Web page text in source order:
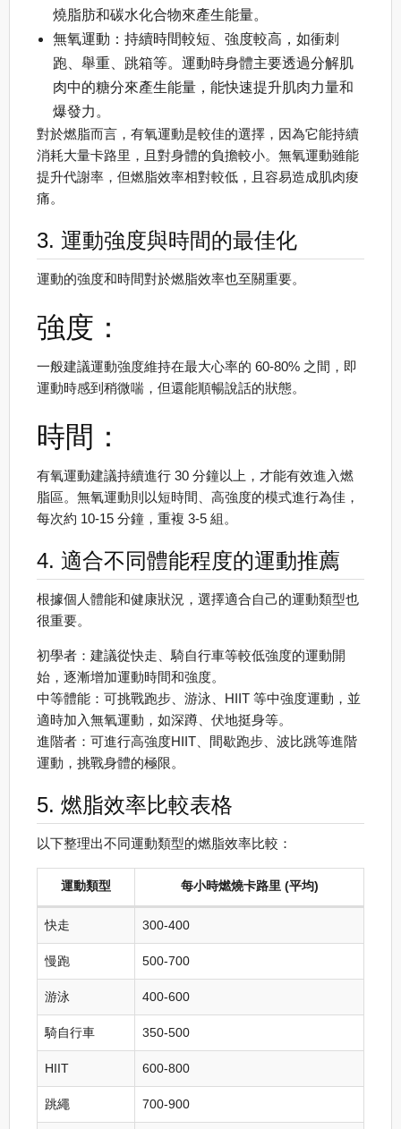
燒脂肪和碳水化合物來產生能量。
無氧運動：持續時間較短、強度較高，如衝刺
跑、舉重、跳箱等。運動時身體主要透過分解肌
肉中的糖分來產生能量，能快速提升肌肉力量和
爆發力。
對於燃脂而言，有氧運動是較佳的選擇，因為它能持續
消耗大量卡路里，且對身體的負擔較小。無氧運動雖能
提升代謝率，但燃脂效率相對較低，且容易造成肌肉痠
痛。
3. 運動強度與時間的最佳化
運動的強度和時間對於燃脂效率也至關重要。
強度：
一般建議運動強度維持在最大心率的 60-80% 之間，即
運動時感到稍微喘，但還能順暢說話的狀態。
時間：
有氧運動建議持續進行 30 分鐘以上，才能有效進入燃
脂區。無氧運動則以短時間、高強度的模式進行為佳，
每次約 10-15 分鐘，重複 3-5 組。
4. 適合不同體能程度的運動推薦
根據個人體能和健康狀況，選擇適合自己的運動類型也
很重要。
初學者：建議從快走、騎自行車等較低強度的運動開
始，逐漸增加運動時間和強度。
中等體能：可挑戰跑步、游泳、HIIT 等中強度運動，並
適時加入無氧運動，如深蹲、伏地挺身等。
進階者：可進行高強度HIIT、間歇跑步、波比跳等進階
運動，挑戰身體的極限。
5. 燃脂效率比較表格
以下整理出不同運動類型的燃脂效率比較：
運動類型 每小時燃燒卡路里 (平均)
快走 300-400
慢跑 500-700
游泳 400-600
騎自行車 350-500
HIIT 600-800
跳繩 700-900